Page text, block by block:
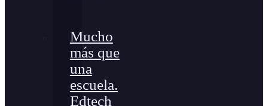
Mucho
más que
una
escuela.
Edtech